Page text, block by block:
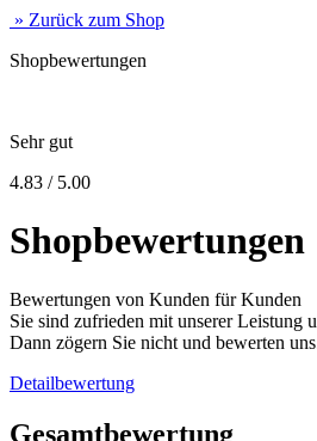
» Zurück zum Shop
Shopbewertungen
Sehr gut
4.83 / 5.00
Shopbewertungen
Bewertungen von Kunden für Kunden
Sie sind zufrieden mit unserer Leistung
Dann zögern Sie nicht und bewerten
Detailbewertung
Gesamtbewertung